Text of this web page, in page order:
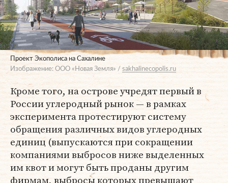
Проект Экополиса на Сахалине
Изображение: ООО «Новая Земля» / sakhalinecopolis.ru
Кроме того, на острове учредят первый в
России углеродный рынок — в рамках
эксперимента протестируют систему
обращения различных видов углеродных
единиц (выпускаются при сокращении
компаниями выбросов ниже выделенных
им квот и могут быть проданы другим
фирмам, выбросы которых превышают